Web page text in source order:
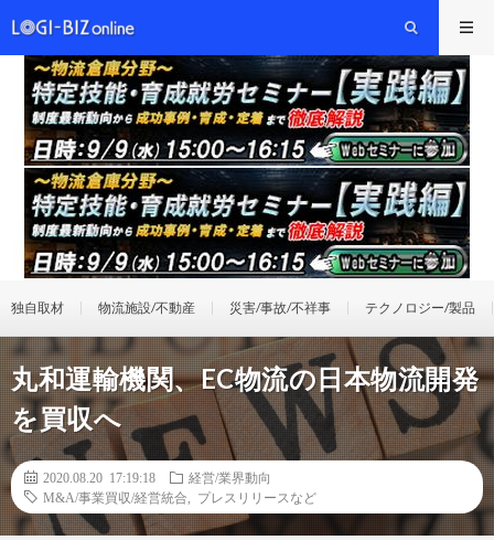
独自取材 物流施設/不動産 災害/事故/不祥事 テクノロジー/製品
丸和運輸機関、EC物流の日本物流開発
を買収へ
2020.08.20 17:19:18
経営/業界動向
M&A/事業買収/経営統合
プレスリリースなど